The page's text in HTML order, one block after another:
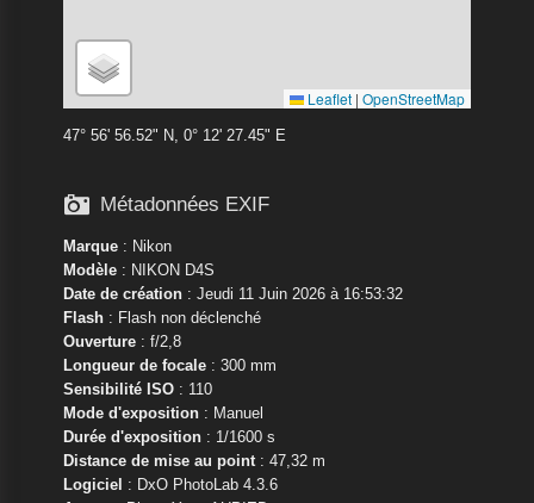
Leaflet | OpenStreetMap
47° 56' 56.52" N, 0° 12' 27.45" E
 Métadonnées EXIF
Marque: Nikon
Modèle: NIKON D4S
Date de création: Jeudi 11 Juin 2026 à 16:53:32
Flash: Flash non déclenché
Ouverture: f/2,8
Longueur de focale: 300 mm
Sensibilité ISO: 110
Mode d'exposition: Manuel
Durée d'exposition: 1/1600 s
Distance de mise au point: 47,32 m
Logiciel : DxO PhotoLab 4.3.6